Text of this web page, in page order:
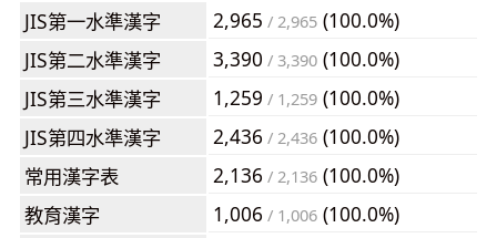
JIS第一水準漢字 2,965 / 2,965 (100.0%)
JIS第二水準漢字
3,390 / 3,390 (100.0%)
JIS第三水準漢字
1,259 / 1,259 (100.0%)
JIS第四水準漢字
2,436 / 2,436 (100.0%)
常用漢字表
2,136 / 2,136 (100.0%)
教育漢字
1,006 / 1,006 (100.0%)